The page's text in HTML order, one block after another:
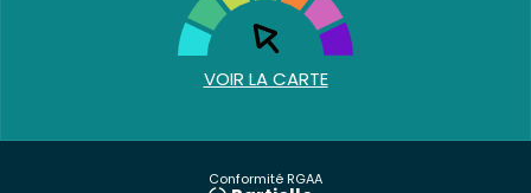
VOIR LA CARTE
Conformité RGAA